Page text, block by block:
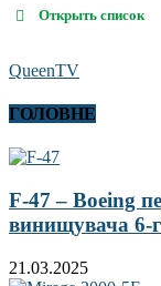
Открыть список
QueenTV
ГОЛОВНЕ
F-47 – Boeing
винищувача 6-
21.03.2025